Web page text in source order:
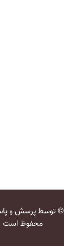
کپی رایت 2026© توسط
محفوظ است